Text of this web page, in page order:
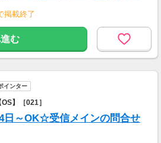
。
ぎたい」
入を得たい」
掲載終了
む
インター
】［021］
日～OK☆受信メインの問合せ